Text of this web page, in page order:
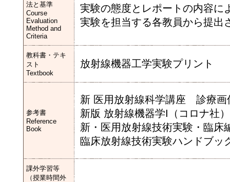
法と基準
Course
Evaluation
Method and
Criteria
実験の態度とレポートの内容に
実験を担当する各教員から提出
教科書・テキ
スト
Textbook
放射線機器工学実験プリント
参考書
Reference
Book
新 医用放射線科学講座 診療画
新版 放射線機器学I（コロナ社）
新・医用放射線技術実験・臨床
臨床放射線技術実験ハンドブッ
課外学習等
（授業時間外